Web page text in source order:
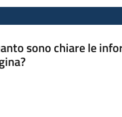
sono chiare le